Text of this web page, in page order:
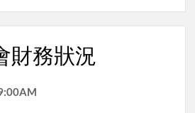
財務狀況